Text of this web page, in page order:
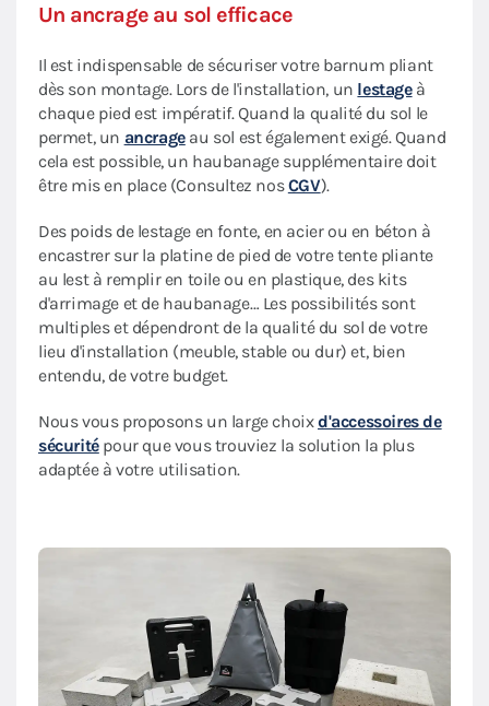
Un ancrage au sol efficace
Il est indispensable de sécuriser votre barnum pliant
dès son montage. Lors de l'installation, un lestageà
chaque pied est impératif. Quand la qualité du sol le
permet, un ancrageau sol est également exigé. Quand
cela est possible, un haubanage supplémentaire doit
être mis en place (Consultez nosCGV).
Des poids de lestage en fonte, en acier ou en béton à
encastrer sur la platine de pied de votre tente pliante
au lest à remplir en toile ou en plastique, des kits
d'arrimage et de haubanage… Les possibilités sont
multiples et dépendront de la qualité du sol de votre
lieu d'installation (meuble, stable ou dur) et, bien
entendu, de votre budget.
Nous vous proposons un large choixd'accessoires de
sécuritépour que vous trouviez la solution la plus
adaptée à votre utilisation.